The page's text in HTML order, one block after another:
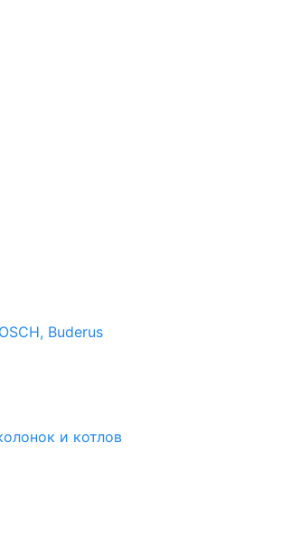
Buderus
и котлов